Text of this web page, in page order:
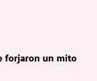
forjaron un mito